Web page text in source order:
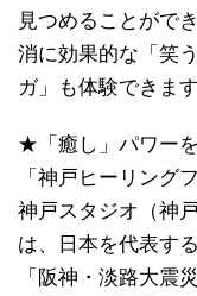
見つめることがで
消に効果的な「笑
ガ」も体験できます
★「癒し」パワー
「神戸ヒーリング
神戸スタジオ（神
は、日本を代表す
「阪神・淡路大震